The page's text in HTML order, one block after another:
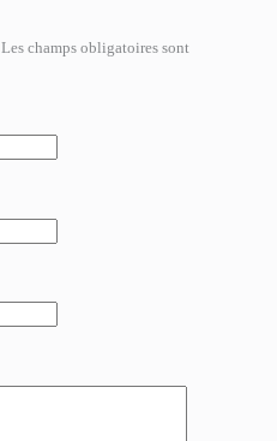
Les champs obligatoires sont